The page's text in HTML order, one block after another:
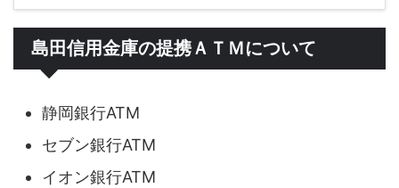
島田信用金庫の提携ＡＴＭについて
静岡銀行ATM
セブン銀行ATM
イオン銀行ATM